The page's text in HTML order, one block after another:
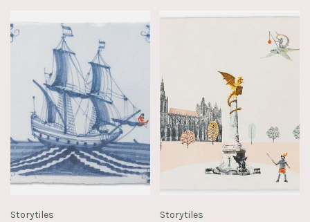
Storytiles Storytiles